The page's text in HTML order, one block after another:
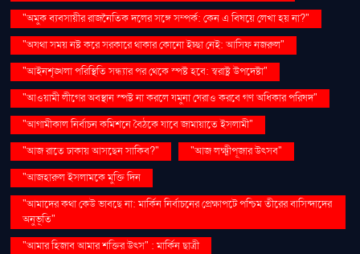
"অমুক ব্যবসায়ীর রাজনৈতিক দলের সঙ্গে সম্পর্ক: কেন এ বিষয়ে লেখা হয় না?"
"অযথা সময় নষ্ট করে সরকারে থাকার কোনো ইচ্ছা নেই: আসিফ নজরুল"
"আইনশৃঙ্খলা পরিস্থিতি সন্ধ্যার পর থেকে স্পষ্ট হবে: স্বরাষ্ট্র উপদেষ্টা"
"আওয়ামী লীগের অবস্থান স্পষ্ট না করলে যমুনা ঘেরাও করবে গণ অধিকার পরিষদ"
"আগামীকাল নির্বাচন কমিশনে বৈঠকে যাবে জামায়াতে ইসলামী"
"আজ রাতে ঢাকায় আসছেন সাকিব?"
"আজ লক্ষ্মীপূজার উৎসব"
"আজহারুল ইসলামকে মুক্তি দিন
"আমাদের কথা কেউ ভাবছে না: মার্কিন নির্বাচনের প্রেক্ষাপটে পশ্চিম তীরের বাসিন্দাদের
অনুভূতি"
"আমার হিজাব আমার শক্তির উৎস" : মার্কিন ছাত্রী